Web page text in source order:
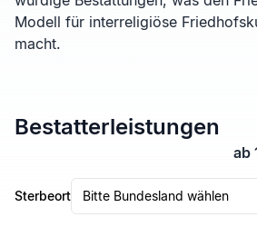
Modell für interreligiöse
macht.
Bestatterleistungen
ab
Sterbeort Bitte Bundesland wählen